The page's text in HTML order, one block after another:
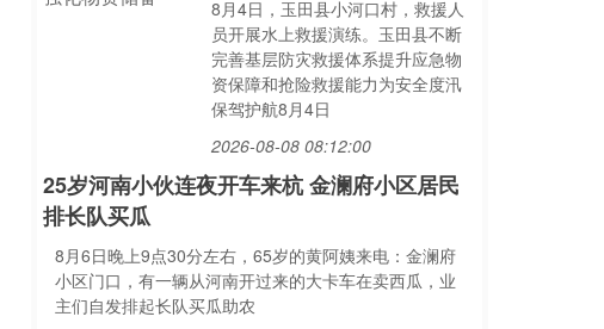
8月4日，玉田县小河口村，救援人
员开展水上救援演练。玉田县不断
完善基层防灾救援体系提升应急物
资保障和抢险救援能力为安全度汛
保驾护航8月4日
2026-08-08 08:12:00
25岁河南小伙连夜开车来杭 金澜府小区居民
排长队买瓜
8月6日晚上9点30分左右，65岁的黄阿姨来电：金澜府
小区门口，有一辆从河南开过来的大卡车在卖西瓜，业
主们自发排起长队买瓜助农